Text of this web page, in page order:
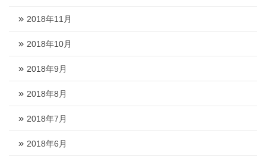
2018年11月
2018年10月
2018年9月
2018年8月
2018年7月
2018年6月